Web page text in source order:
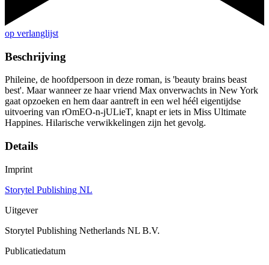
op verlanglijst
Beschrijving
Phileine, de hoofdpersoon in deze roman, is 'beauty brains beast
best'. Maar wanneer ze haar vriend Max onverwachts in New York
gaat opzoeken en hem daar aantreft in een wel héél eigentijdse
uitvoering van rOmEO-n-jULieT, knapt er iets in Miss Ultimate
Happines. Hilarische verwikkelingen zijn het gevolg.
Details
Imprint
Storytel Publishing NL
Uitgever
Storytel Publishing Netherlands NL B.V.
Publicatiedatum